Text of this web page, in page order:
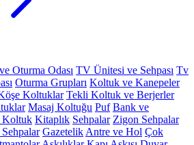
Oturma Odası TV Ünitesi ve Sehpası Tv
Oturma Grupları Koltuk ve Kanepeler
Koltuklar Tekli Koltuk ve Berjerler
Masaj Koltuğu Puf Bank ve
Koltuk Kitaplık Sehpalar Zigon Sehpalar
Gazetelik Antre ve Hol Çok